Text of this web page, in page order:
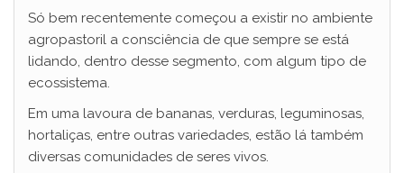
Só bem recentemente começou a existir no ambiente
agropastoril a consciência de que sempre se está
lidando, dentro desse segmento, com algum tipo de
ecossistema.
Em uma lavoura de bananas, verduras, leguminosas,
hortaliças, entre outras variedades, estão lá também
diversas comunidades de seres vivos.